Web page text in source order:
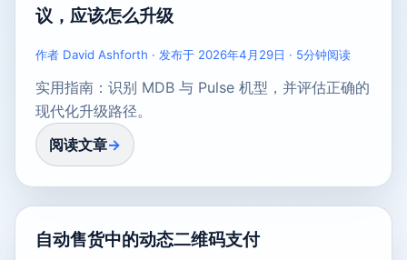
议，应该怎么升级
作者 David Ashforth · 发布于 2026年4月29日 · 5分钟阅读
实用指南：识别 MDB 与 Pulse 机型，并评估正确的
现代化升级路径。
阅读文章
自动售货中的动态二维码支付